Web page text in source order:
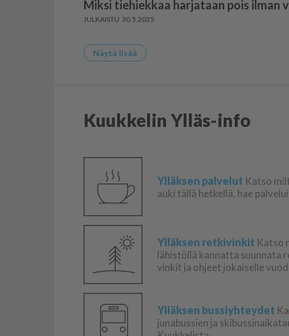
Miksi tiehiekkaa harjataan pois ilman
30.5.2025
Näytä lisää
Kuukkelin Ylläs-info
Ylläksen palvelut Katso
auki tällä hetkellä, hae
Ylläksen retkivinkit Katso
lähistöllä kannatta suunnata
vinkit ja ohjeet jokaiselle
Ylläksen bussiyhteydet
junabussien ja